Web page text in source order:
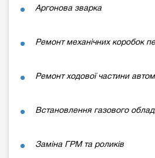
Аргонова зварка
Ремонт механічних коробок
Ремонт ходової частини
Встановлення газового
Заміна ГРМ та роликів